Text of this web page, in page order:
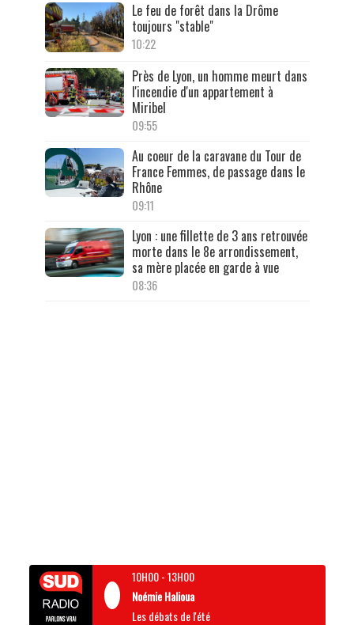
Le feu de forêt dans la Drôme
toujours "stable"
10:22
Près de Lyon, un homme meurt dans
l'incendie d'un appartement à
Miribel
09:55
Au coeur de la caravane du Tour de
France Femmes, de passage dans le
Rhône
09:11
Lyon : une fillette de 3 ans retrouvée
morte dans le 8e arrondissement,
sa mère placée en garde à vue
08:36
10H00-13H00
Noémie Halioua
Les débats de l'été